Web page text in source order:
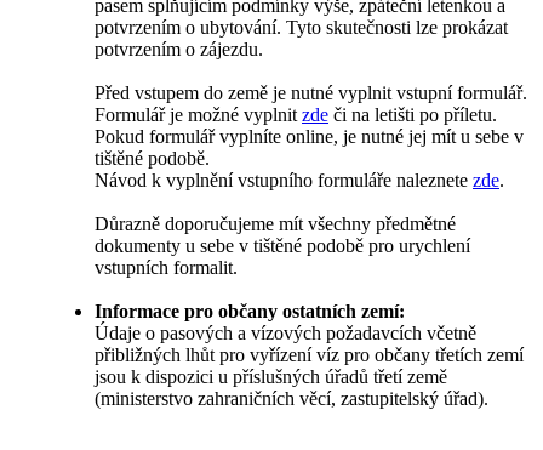
pasem splňujícím podmínky výše, zpáteční letenkou a
potvrzením o ubytování. Tyto skutečnosti lze prokázat
potvrzením o zájezdu.
Před vstupem do země je nutné vyplnit vstupní formulář.
Formulář je možné vyplnit zde či na letišti po příletu.
Pokud formulář vyplníte online, je nutné jej mít u sebe v
tištěné podobě.
Návod k vyplnění vstupního formuláře naleznete zde.
Důrazně doporučujeme mít všechny předmětné
dokumenty u sebe v tištěné podobě pro urychlení
vstupních formalit.
Informace pro občany ostatních zemí:
Údaje o pasových a vízových požadavcích včetně
přibližných lhůt pro vyřízení víz pro občany třetích zemí
jsou k dispozici u příslušných úřadů třetí země
(ministerstvo zahraničních věcí, zastupitelský úřad).